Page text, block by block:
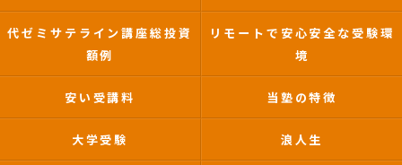
代ゼミサテライン講座総投資
額例
リモートで安心安全な受験環
境
安い受講料 当塾の特徴
大学受験 浪人生